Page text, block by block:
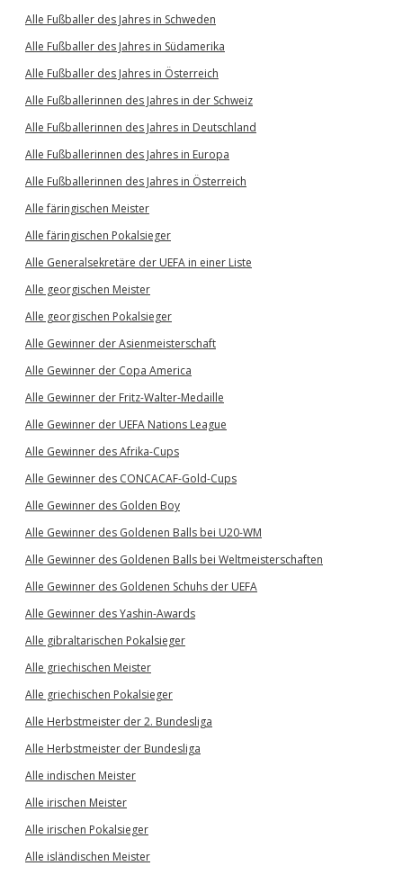
Alle Fußballer des Jahres in Schweden
Alle Fußballer des Jahres in Südamerika
Alle Fußballer des Jahres in Österreich
Alle Fußballerinnen des Jahres in der Schweiz
Alle Fußballerinnen des Jahres in Deutschland
Alle Fußballerinnen des Jahres in Europa
Alle Fußballerinnen des Jahres in Österreich
Alle färingischen Meister
Alle färingischen Pokalsieger
Alle Generalsekretäre der UEFA in einer Liste
Alle georgischen Meister
Alle georgischen Pokalsieger
Alle Gewinner der Asienmeisterschaft
Alle Gewinner der Copa America
Alle Gewinner der Fritz-Walter-Medaille
Alle Gewinner der UEFA Nations League
Alle Gewinner des Afrika-Cups
Alle Gewinner des CONCACAF-Gold-Cups
Alle Gewinner des Golden Boy
Alle Gewinner des Goldenen Balls bei U20-WM
Alle Gewinner des Goldenen Balls bei Weltmeisterschaften
Alle Gewinner des Goldenen Schuhs der UEFA
Alle Gewinner des Yashin-Awards
Alle gibraltarischen Pokalsieger
Alle griechischen Meister
Alle griechischen Pokalsieger
Alle Herbstmeister der 2. Bundesliga
Alle Herbstmeister der Bundesliga
Alle indischen Meister
Alle irischen Meister
Alle irischen Pokalsieger
Alle isländischen Meister